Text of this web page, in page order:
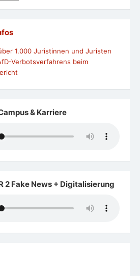
1.000 Juristinnen und Juristen
Verbotsverfahrens beim
& Karriere
2 Fake News + Digitalisierung